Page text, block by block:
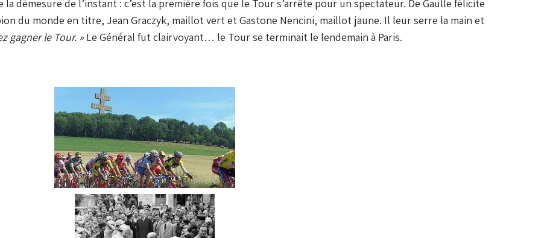
la démesure de l’instant : c’est la première fois que le Tour s’arrête pour un spectateur. De Gaulle félicite
du monde en titre, Jean Graczyk, maillot vert et Gastone Nencini, maillot jaune. Il leur serre la main et
gagner le Tour. » Le Général fut clairvoyant… le Tour se terminait le lendemain à Paris.